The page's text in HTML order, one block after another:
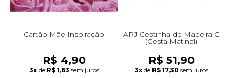
Cartão Mãe Inspiração
R$ 4,90
3x de R$ 1,63 sem juros
ARJ Cestinha de Madeira G
(Cesta Matinal)
R$ 51,90
3x de R$ 17,30 sem juros